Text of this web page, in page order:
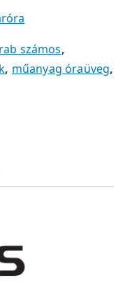
számos,
, műanyag óraüveg,